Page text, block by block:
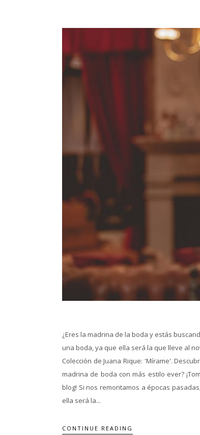
¿Eres la madrina de la boda y estás
una boda, ya que ella será la que lleve al
Colección de Juana Rique: 'Mírame'.
madrina de boda con más estilo ever?
blog! Si nos remontamos a épocas
ella será la...
CONTINUE READING